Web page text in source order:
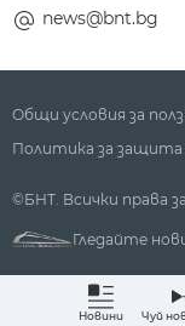
news@bnt.bg
Новини Чуй
Общи условия за
Политика за защита
©БНТ. Всички права
Гледайте